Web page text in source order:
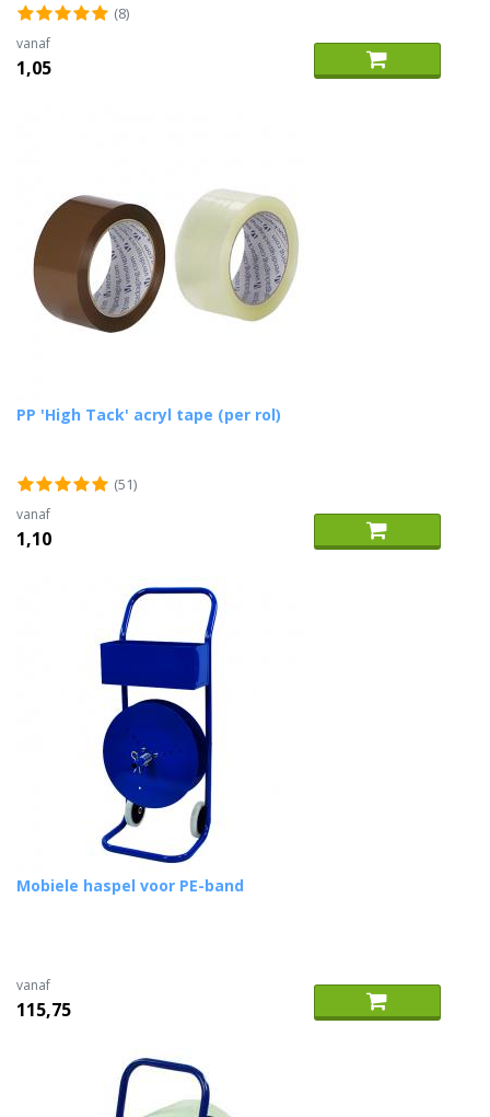
(8)
vanaf
1,05
PP 'High Tack' acryl tape (per rol)
(51)
vanaf
1,10
Mobiele haspel voor PE-band
vanaf
115,75